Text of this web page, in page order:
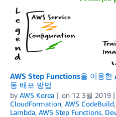
AWS Step Functions을 이용
동 배포 방법
by AWS Korea on 12 3월 2019
CloudFormation, AWS CodeBuild,
Lambda, AWS Step Functions,